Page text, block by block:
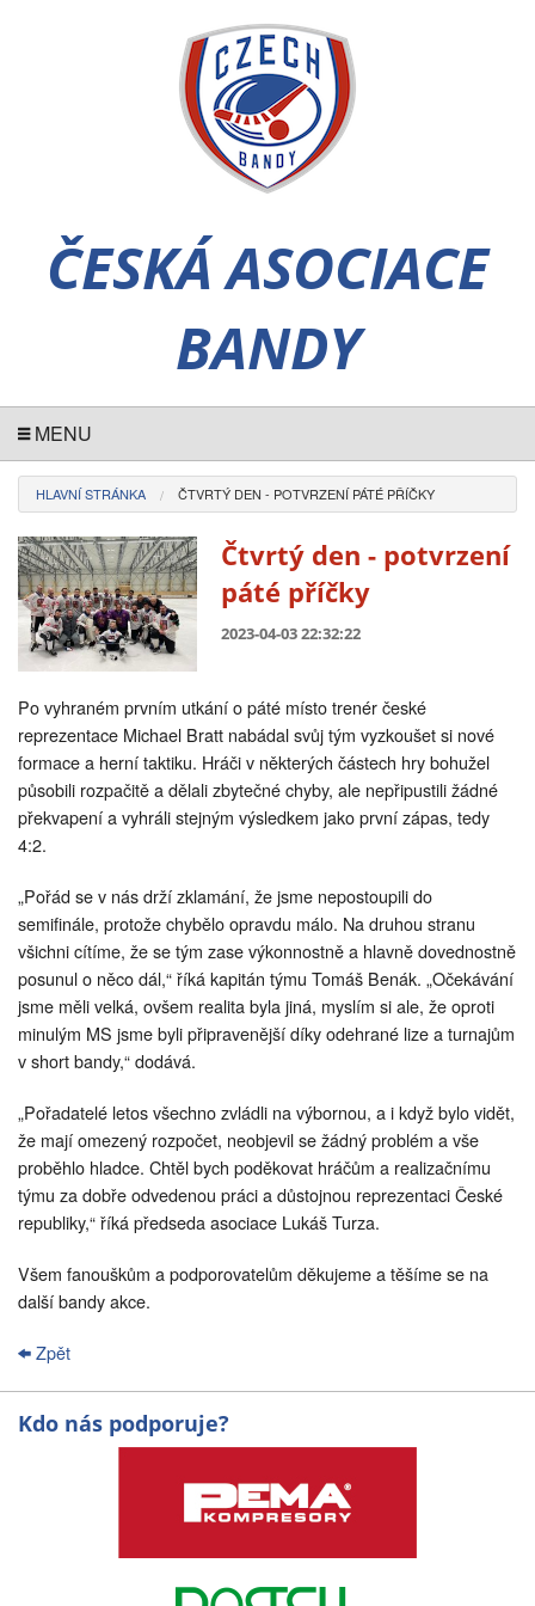
ČESKÁ ASOCIACE
BANDY
MENU
HLAVNÍ STRÁNKA ČTVRTÝ DEN - POTVRZENÍ PÁTÉ PŘÍČKY
Čtvrtý den - potvrzení
páté příčky
2023-04-03 22:32:22
Po vyhraném prvním utkání o páté místo trenér české
reprezentace Michael Bratt nabádal svůj tým vyzkoušet si nové
formace a herní taktiku. Hráči v některých částech hry bohužel
působili rozpačitě a dělali zbytečné chyby, ale nepřipustili žádné
překvapení a vyhráli stejným výsledkem jako první zápas, tedy
4:2.
„Pořád se v nás drží zklamání, že jsme nepostoupili do
semifinále, protože chybělo opravdu málo. Na druhou stranu
všichni cítíme, že se tým zase výkonnostně a hlavně dovednostně
posunul o něco dál,“ říká kapitán týmu Tomáš Benák. „Očekávání
jsme měli velká, ovšem realita byla jiná, myslím si ale, že oproti
minulým MS jsme byli připravenější díky odehrané lize a turnajům
v short bandy,“ dodává.
„Pořadatelé letos všechno zvládli na výbornou, a i když bylo vidět,
že mají omezený rozpočet, neobjevil se žádný problém a vše
proběhlo hladce. Chtěl bych poděkovat hráčům a realizačnímu
týmu za dobře odvedenou práci a důstojnou reprezentaci České
republiky,“ říká předseda asociace Lukáš Turza.
Všem fanouškům a podporovatelům děkujeme a těšíme se na
další bandy akce.
Zpět
Kdo nás podporuje?